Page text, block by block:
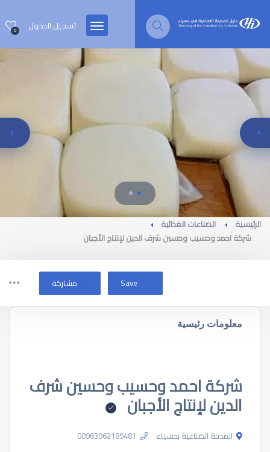
0 تسجيل الدخول
الرئيسية
الصناعات الغذائية
شركة احمد وحسيب وحسين شرف الدين لإنتاج الأجبان
مشاركة
معلومات رئيسية
شركة احمد وحسيب وحسين شرف
الدين لإنتاج الأجبان
المدينة الصناعية بحسياء 00963962189481